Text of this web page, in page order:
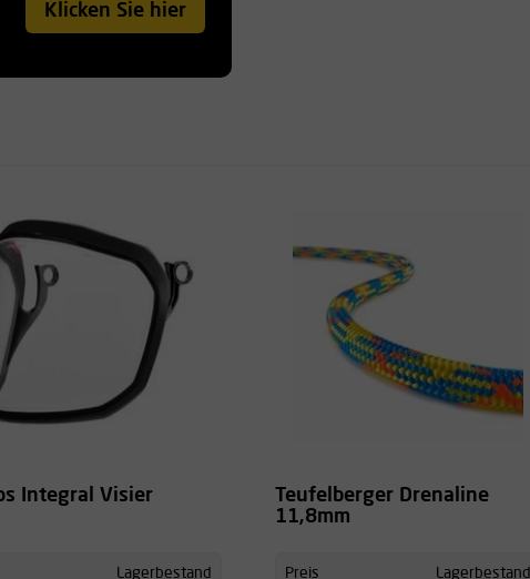
Klicken Sie hier
Integral Visier
Lagerbestand
Teufelberger Drenaline
11,8mm
Preis Lagerbestand